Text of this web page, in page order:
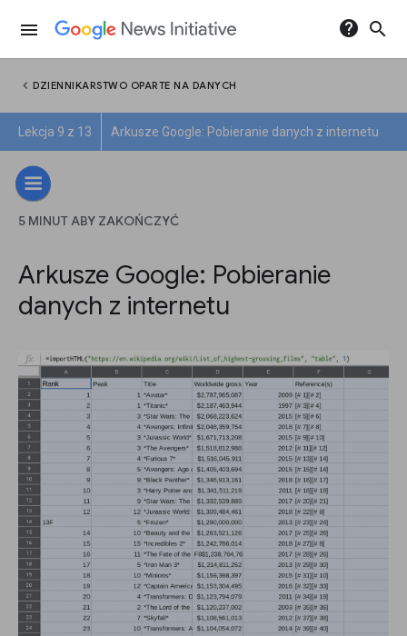
menu help search
chevron_left DZIENNIKARSTWO OPARTE NA DANYCH
Lekcja 9 z 13 Arkusze Google: Pobieranie danych z internetu
5 MINUT ABY ZAKOŃCZYĆ
Arkusze Google: Pobieranie
danych z internetu